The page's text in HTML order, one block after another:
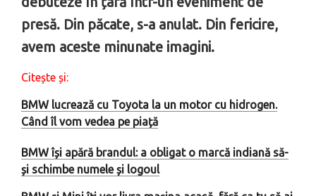
presă. Din păcate, s-a anulat. Din fericire,
avem aceste minunate imagini.
Citește și:
BMW lucrează cu Toyota la un motor cu hidrogen.
Când îl vom vedea pe piață
BMW își apără brandul: a obligat o marcă indiană să-
și schimbe numele și logoul